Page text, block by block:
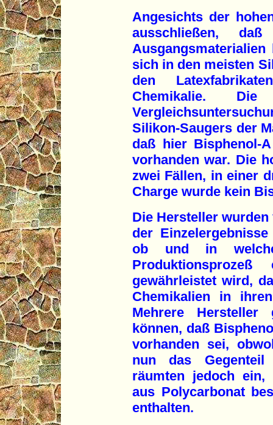
Angesichts der
ausschließen,
sich in den meisten
den
Chemikalie. Die
Silikon-Saugers der
daß hier Bisphenol-
vorhanden war. Die
zwei Fällen, in einer
Charge wurde kein
Die Hersteller
der
ob und in
gewährleistet wird,
Chemikalien in
Mehrere
können, daß
vorhanden sei,
nun das Gegenteil
räumten jedoch ein,
aus Polycarbonat
enthalten.